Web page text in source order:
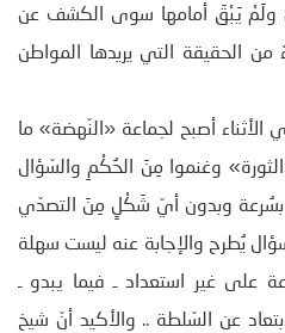
ولَمْ يَبْقَ أمامها سوى الكشف عن
الحقيقة التي يريدها المواطن
أصبح لجماعة «النّهضة» ما
وغنموا مِنَ الحُكْمِ والسّؤال
وبدون أيّ شَكْلٍ مِنَ التصدّي
يُطرح والإجابة عنه ليست سهلة
على غير استعداد ـ فيما يبدو ـ
عن السّلطة .. والأكيد أنّ شيخ